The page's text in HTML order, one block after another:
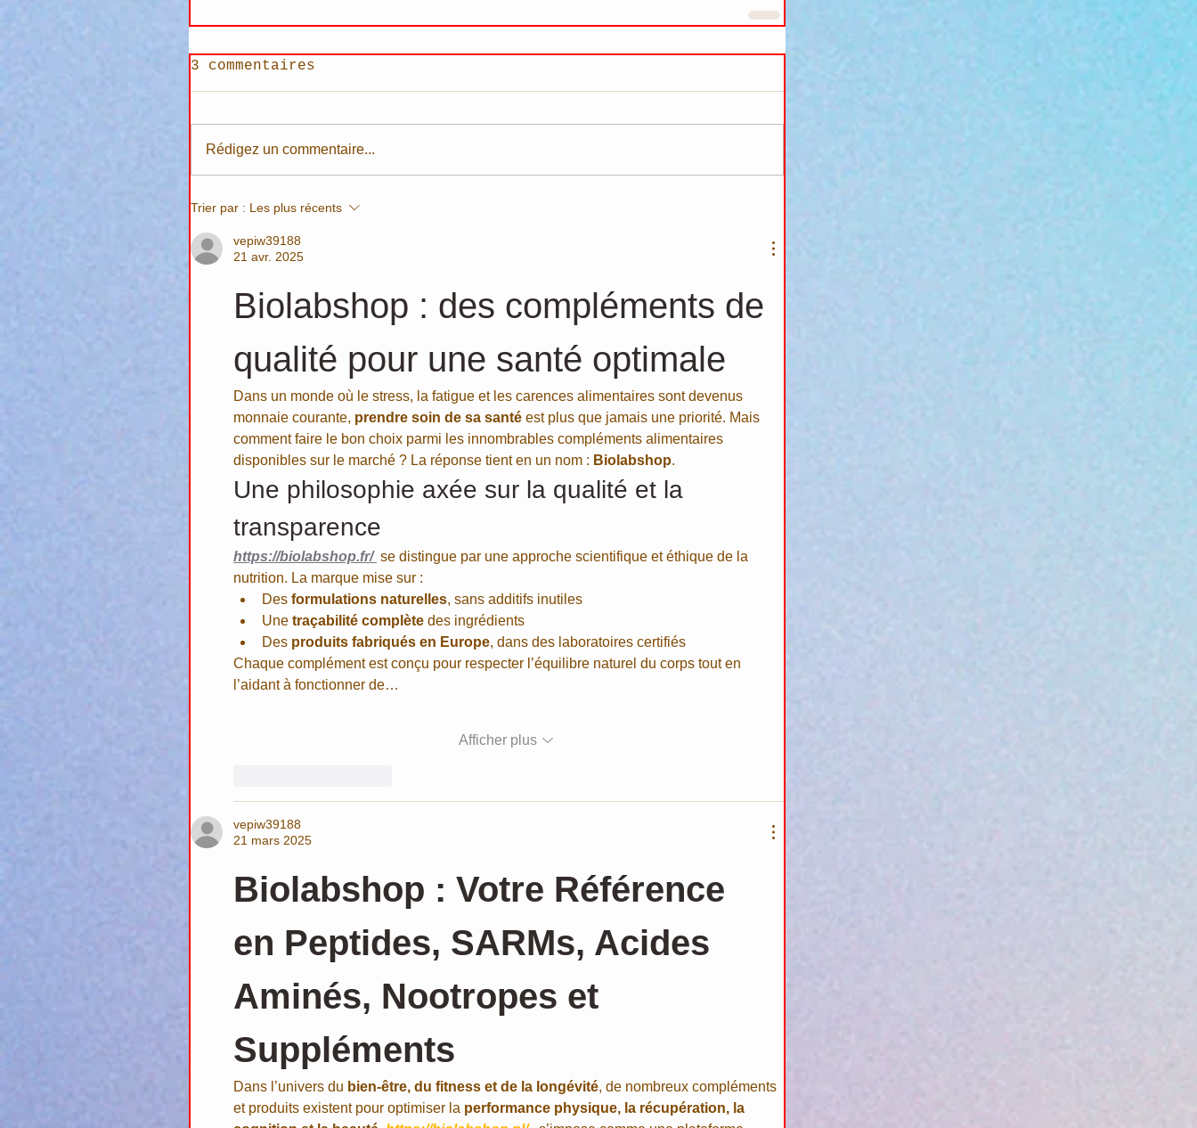
3 commentaires
Rédigez un commentaire...
Trier par : Les plus récents
vepiw39188
21 avr. 2025
Biolabshop : des compléments de
qualité pour une santé optimale
Dans un monde où le stress, la fatigue et les carences alimentaires sont devenus
monnaie courante, prendre soin de sa santé est plus que jamais une priorité. Mais
comment faire le bon choix parmi les innombrables compléments alimentaires
disponibles sur le marché ? La réponse tient en un nom : Biolabshop.
Une philosophie axée sur la qualité et la
transparence
https://biolabshop.fr/ se distingue par une approche scientifique et éthique de la
nutrition. La marque mise sur :
Des formulations naturelles, sans additifs inutiles
Une traçabilité complète des ingrédients
Des produits fabriqués en Europe, dans des laboratoires certifiés
Chaque complément est conçu pour respecter l’équilibre naturel du corps tout en
l’aidant à fonctionner de…
Afficher plus
vepiw39188
21 mars 2025
Biolabshop : Votre Référence
en Peptides, SARMs, Acides
Aminés, Nootropes et
Suppléments
Dans l’univers du bien-être, du fitness et de la longévité, de nombreux compléments
et produits existent pour optimiser la performance physique, la récupération, la